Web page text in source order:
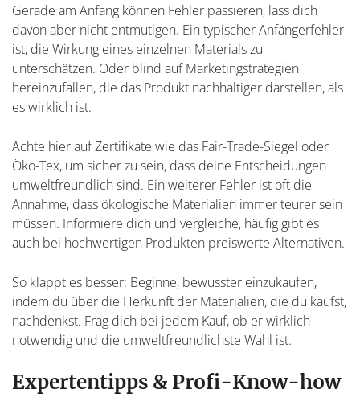
Gerade am Anfang können Fehler passieren, lass dich
davon aber nicht entmutigen. Ein typischer Anfängerfehler
ist, die Wirkung eines einzelnen Materials zu
unterschätzen. Oder blind auf Marketingstrategien
hereinzufallen, die das Produkt nachhaltiger darstellen, als
es wirklich ist.
Achte hier auf Zertifikate wie das Fair-Trade-Siegel oder
Öko-Tex, um sicher zu sein, dass deine Entscheidungen
umweltfreundlich sind. Ein weiterer Fehler ist oft die
Annahme, dass ökologische Materialien immer teurer sein
müssen. Informiere dich und vergleiche, häufig gibt es
auch bei hochwertigen Produkten preiswerte Alternativen.
So klappt es besser: Beginne, bewusster einzukaufen,
indem du über die Herkunft der Materialien, die du kaufst,
nachdenkst. Frag dich bei jedem Kauf, ob er wirklich
notwendig und die umweltfreundlichste Wahl ist.
Expertentipps & Profi-Know-how